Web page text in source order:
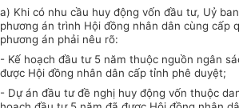
a) Khi có nhu cầu huy động vốn đầu tư, Uỷ
phương án trình Hội đồng nhân dân cùng cấp
phương án phải nêu rõ:
- Kế hoạch đầu tư 5 năm thuộc nguồn ngân
được Hội đồng nhân dân cấp tỉnh phê duyệt;
- Dự án đầu tư đề nghị huy động vốn thuộc